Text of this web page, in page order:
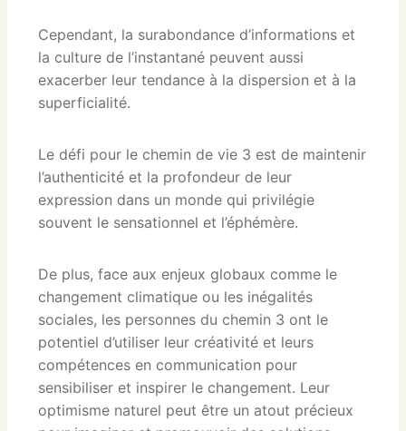
Cependant, la surabondance d’informations et
la culture de l’instantané peuvent aussi
exacerber leur tendance à la dispersion et à la
superficialité.
Le défi pour le chemin de vie 3 est de maintenir
l’authenticité et la profondeur de leur
expression dans un monde qui privilégie
souvent le sensationnel et l’éphémère.
De plus, face aux enjeux globaux comme le
changement climatique ou les inégalités
sociales, les personnes du chemin 3 ont le
potentiel d’utiliser leur créativité et leurs
compétences en communication pour
sensibiliser et inspirer le changement. Leur
optimisme naturel peut être un atout précieux